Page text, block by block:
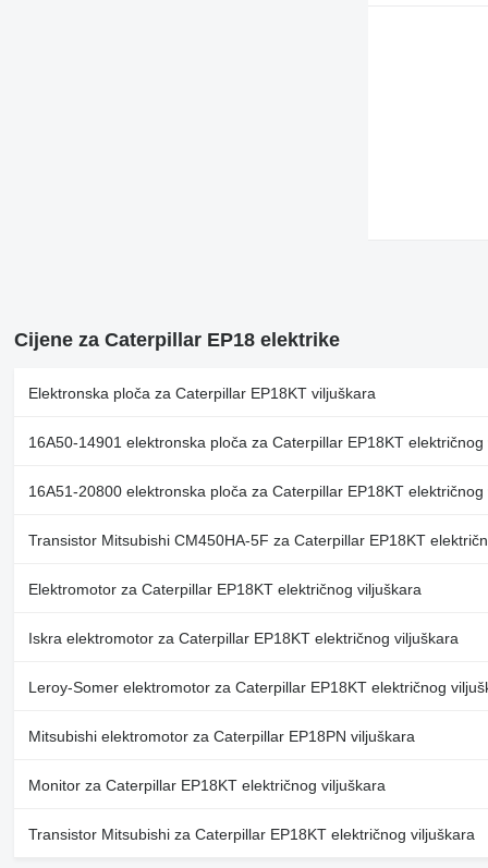
Cijene za Caterpillar EP18 elektrike
Elektronska ploča za Caterpillar EP18KT viljuškara
16A50-14901 elektronska ploča za Caterpillar EP18KT električnog
16A51-20800 elektronska ploča za Caterpillar EP18KT električnog
Transistor Mitsubishi CM450HA-5F za Caterpillar EP18KT
Elektromotor za Caterpillar EP18KT električnog viljuškara
Iskra elektromotor za Caterpillar EP18KT električnog viljuškara
Leroy-Somer elektromotor za Caterpillar EP18KT električnog
Mitsubishi elektromotor za Caterpillar EP18PN viljuškara
Monitor za Caterpillar EP18KT električnog viljuškara
Transistor Mitsubishi za Caterpillar EP18KT električnog viljuškara